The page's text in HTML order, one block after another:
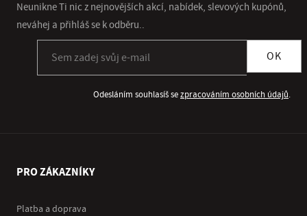
Neunikne Ti nic z nejnovějších akcí, nabídek, slevových kupónů,
neváhej a přihláš se k odběru..
OK
Odesláním souhlasíš sezpracováním osobních údajů.
PRO ZÁKAZNÍKY
Platba a doprava